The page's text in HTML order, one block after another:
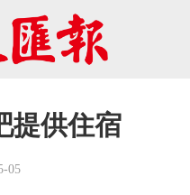
提供住宿
05